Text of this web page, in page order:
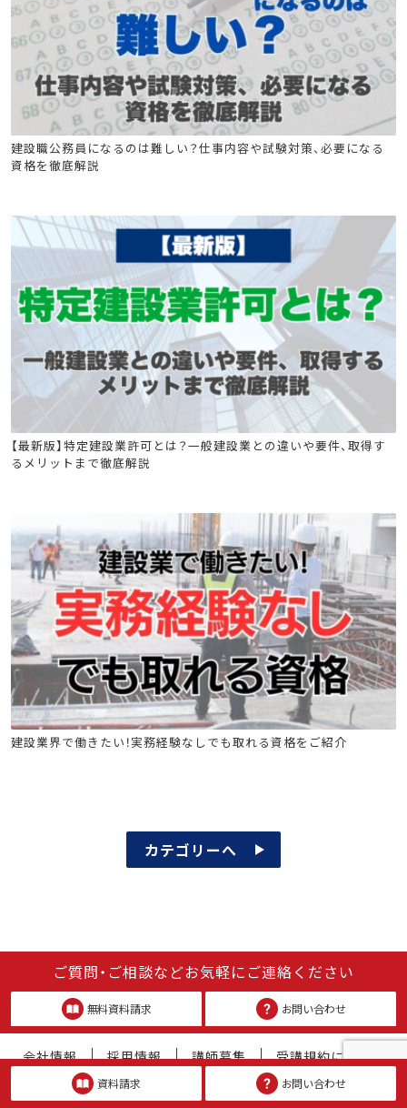
建築施工管理技士 土木施工管理技士 電気工事施工管理技士
消防設備士 コンクリ
建設職公務員になるのは難しい？仕事内容や試験対策、必要になる
資格を徹底解説
造園施工管理技士 建築施工管理技士 土木施工管理技士
電気工事施工管理技士 管工事施工管理技士
【最新版】特定建設業許可とは？一般建設業との違いや要件、取得す
るメリットまで徹底解説
建築施工管理技士 土木施工管理技士 電気工事施工管理技士
建設業界で働きたい！実務経験なしでも取れる資格をご紹介
カテゴリーへ
資料請求 お問い合わせ
ご質問・ご相談などお気軽にご連絡ください
無料資料請求 お問い合わせ
会社情報 採用情報 講師募集
受講規約について
特定商取引法に基づく表示
個人情報の取り扱いについて